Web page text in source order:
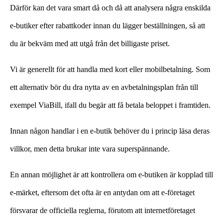
Därför kan det vara smart då och då att analysera några enskilda
e-butiker efter rabattkoder innan du lägger beställningen, så att
du är bekväm med att utgå från det billigaste priset.
Vi är generellt för att handla med kort eller mobilbetalning. Som
ett alternativ bör du dra nytta av en avbetalningsplan från till
exempel ViaBill, ifall du begär att få betala beloppet i framtiden.
Innan någon handlar i en e-butik behöver du i princip läsa deras
villkor, men detta brukar inte vara superspännande.
En annan möjlighet är att kontrollera om e-butiken är kopplad till
e-märket, eftersom det ofta är en antydan om att e-företaget
försvarar de officiella reglerna, förutom att internetföretaget